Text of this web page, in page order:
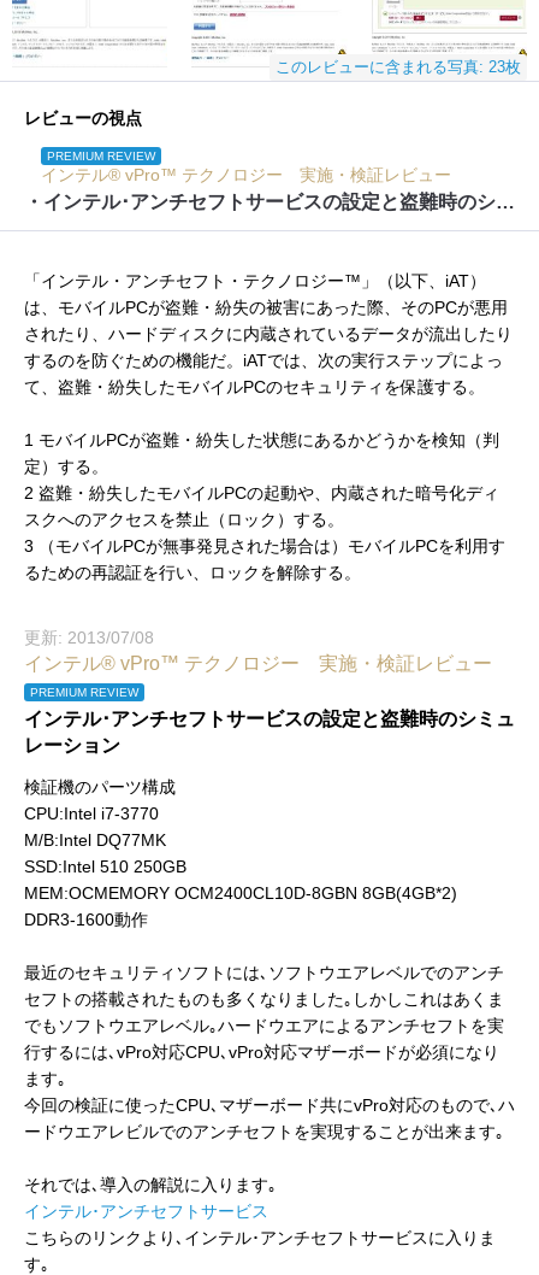
このレビューに含まれる写真: 23枚
レビューの視点
PREMIUM REVIEW
インテル® vPro™ テクノロジー 実施・検証レビュー
・インテル･アンチセフトサービスの設定と盗難時のシミュレーション
「インテル・アンチセフト・テクノロジー™」（以下、iAT）
は、モバイルPCが盗難・紛失の被害にあった際、そのPCが悪用
されたり、ハードディスクに内蔵されているデータが流出したり
するのを防ぐための機能だ。iATでは、次の実行ステップによっ
て、盗難・紛失したモバイルPCのセキュリティを保護する。
1 モバイルPCが盗難・紛失した状態にあるかどうかを検知（判
定）する。
2 盗難・紛失したモバイルPCの起動や、内蔵された暗号化ディ
スクへのアクセスを禁止（ロック）する。
3 （モバイルPCが無事発見された場合は）モバイルPCを利用す
るための再認証を行い、ロックを解除する。
更新: 2013/07/08
インテル® vPro™ テクノロジー 実施・検証レビュー
PREMIUM REVIEW
インテル･アンチセフトサービスの設定と盗難時のシミュ
レーション
検証機のパーツ構成
CPU:Intel i7-3770
M/B:Intel DQ77MK
SSD:Intel 510 250GB
MEM:OCMEMORY OCM2400CL10D-8GBN 8GB(4GB*2)
DDR3-1600動作
最近のセキュリティソフトには､ソフトウエアレベルでのアンチ
セフトの搭載されたものも多くなりました｡しかしこれはあくま
でもソフトウエアレベル｡ハードウエアによるアンチセフトを実
行するには､vPro対応CPU､vPro対応マザーボードが必須になり
ます｡
今回の検証に使ったCPU､マザーボード共にvPro対応のもので､ハ
ードウエアレビルでのアンチセフトを実現することが出来ます｡
それでは､導入の解説に入ります｡
インテル･アンチセフトサービス
こちらのリンクより､インテル･アンチセフトサービスに入りま
す｡